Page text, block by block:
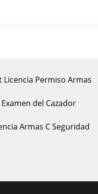
Licencia Permiso Armas
Examen del Cazador
Armas C Seguridad